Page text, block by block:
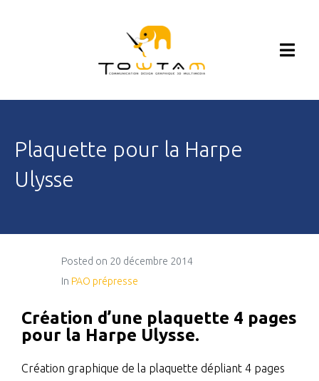
Plaquette pour la Harpe
Ulysse
Posted on 20 décembre 2014
In PAO prépresse
Création d’une plaquette 4 pages
pour la Harpe Ulysse.
Création graphique de la plaquette dépliant 4 pages